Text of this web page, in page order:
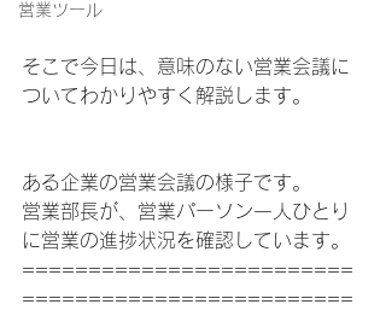
営業ツール
そこで今日は、意味のない営業会議に
ついてわかりやすく解説します。
ある企業の営業会議の様子です。
営業部長が、営業パーソン一人ひとり
に営業の進捗状況を確認しています。
=========================
=========================